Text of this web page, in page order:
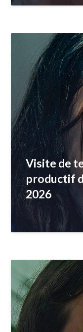
Visite de
productif
2026